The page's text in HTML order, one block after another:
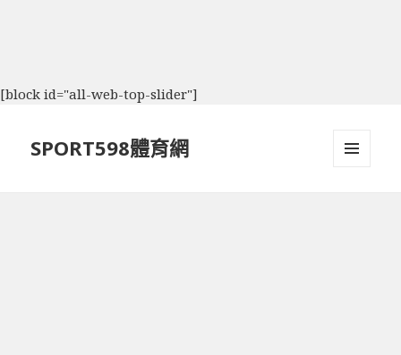
[block id="all-web-top-slider"]
SPORT598體育網